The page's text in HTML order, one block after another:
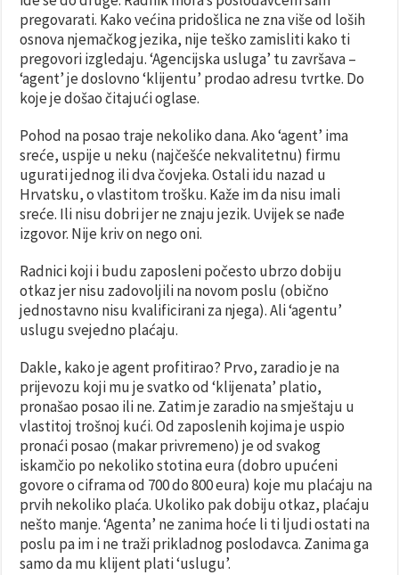
pregovarati. Kako većina pridošlica ne zna više od loših
osnova njemačkog jezika, nije teško zamisliti kako ti
pregovori izgledaju. ‘Agencijska usluga’ tu završava –
‘agent’ je doslovno ‘klijentu’ prodao adresu tvrtke. Do
koje je došao čitajući oglase.
Pohod na posao traje nekoliko dana. Ako ‘agent’ ima
sreće, uspije u neku (najčešće nekvalitetnu) firmu
ugurati jednog ili dva čovjeka. Ostali idu nazad u
Hrvatsku, o vlastitom trošku. Kaže im da nisu imali
sreće. Ili nisu dobri jer ne znaju jezik. Uvijek se nađe
izgovor. Nije kriv on nego oni.
Radnici koji i budu zaposleni počesto ubrzo dobiju
otkaz jer nisu zadovoljili na novom poslu (obično
jednostavno nisu kvalificirani za njega). Ali ‘agentu’
uslugu svejedno plaćaju.
Dakle, kako je agent profitirao? Prvo, zaradio je na
prijevozu koji mu je svatko od ‘klijenata’ platio,
pronašao posao ili ne. Zatim je zaradio na smještaju u
vlastitoj trošnoj kući. Od zaposlenih kojima je uspio
pronaći posao (makar privremeno) je od svakog
iskamčio po nekoliko stotina eura (dobro upućeni
govore o ciframa od 700 do 800 eura) koje mu plaćaju na
prvih nekoliko plaća. Ukoliko pak dobiju otkaz, plaćaju
nešto manje. ‘Agenta’ ne zanima hoće li ti ljudi ostati na
poslu pa im i ne traži prikladnog poslodavca. Zanima ga
samo da mu klijent plati ‘uslugu’.